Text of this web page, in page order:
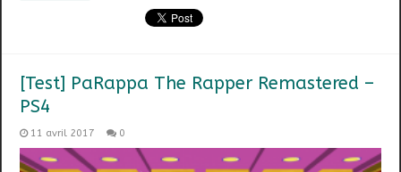
[Test] PaRappa The Rapper Remastered –
PS4
11 avril 2017 0